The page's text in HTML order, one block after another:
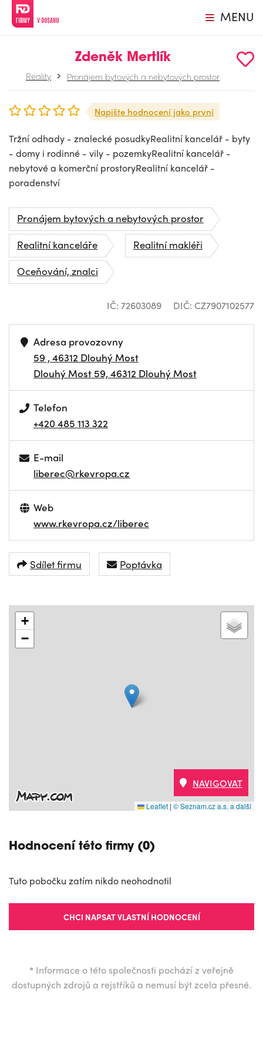
MENU
Zdeněk Mertlík
Reality Pronájem bytových a nebytových prostor
Napište hodnocení jako první
Tržní odhady - znalecké posudkyRealitní kancelář - byty
- domy i rodinné - vily - pozemkyRealitní kancelář -
nebytové a komerční prostoryRealitní kancelář -
poradenství
Pronájem bytových a nebytových prostor
Realitní kanceláře
Realitní makléři
Oceňování, znalci
IČ: 72603089 DIČ: CZ7907102577
Adresa provozovny
59 , 46312 Dlouhý Most
Dlouhý Most 59, 46312 Dlouhý Most
Telefon
+420 485 113 322
E-mail
liberec@rkevropa.cz
Web
www.rkevropa.cz/liberec
Sdílet firmu Poptávka
+
−
Leaflet | © Seznam.cz a.s. a další
NAVIGOVAT
Hodnocení této firmy (0)
Tuto pobočku zatím nikdo neohodnotil
CHCI NAPSAT VLASTNÍ HODNOCENÍ
* Informace o této společnosti pochází z veřejně
dostupných zdrojů a rejstříků a nemusí být zcela přesné.